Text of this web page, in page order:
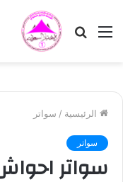
القائمة بحث
الرئيسية / سواتر
سواتر
سواتر